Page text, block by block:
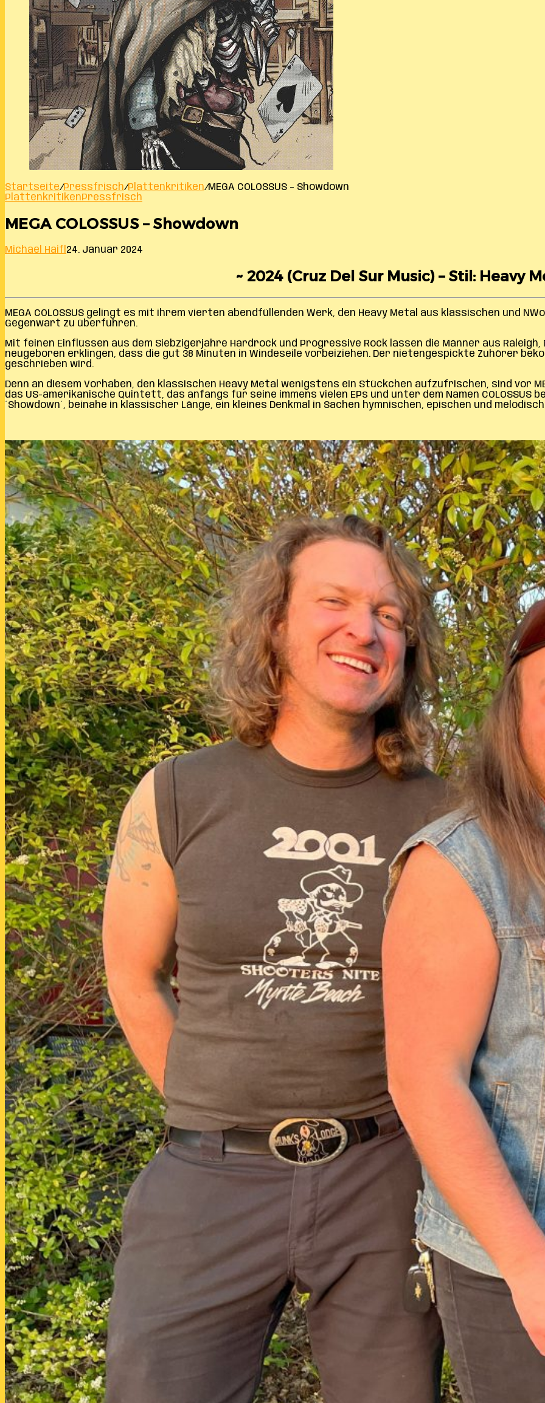
Startseite/Pressfrisch/Plattenkritiken/MEGA COLOSSUS – Showdown
PlattenkritikenPressfrisch
MEGA COLOSSUS – Showdown
Michael Haifl 24. Januar 2024
~ 2024 (Cruz Del Sur Music) – Stil: Heavy
MEGA COLOSSUS gelingt es mit ihrem vierten abendfüllenden Werk, den Heavy Metal aus klassischen und
Gegenwart zu überführen.
Mit feinen Einflüssen aus dem Siebzigerjahre Hardrock und Progressive Rock lassen die Männer aus
neugeboren erklingen, dass die gut 38 Minuten in Windeseile vorbeiziehen. Der nietengespickte Zuhörer
geschrieben wird.
Denn an diesem Vorhaben, den klassischen Heavy Metal wenigstens ein Stückchen aufzufrischen, sind vor
das US-amerikanische Quintett, das anfangs für seine immens vielen EPs und unter dem Namen
´Showdown´, beinahe in klassischer Länge, ein kleines Denkmal in Sachen hymnischen, epischen und